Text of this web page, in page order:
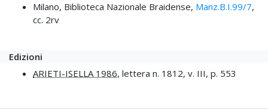
Milano, Biblioteca Nazionale Braidense, Manz.B.I.99/7,
cc. 2rv
Edizioni
ARIETI-ISELLA 1986, lettera n. 1812, v. III, p. 553